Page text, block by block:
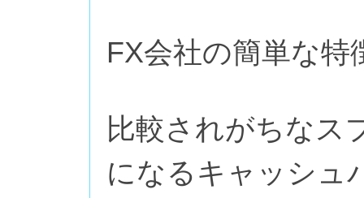
FX会社の簡単な
比較されがちなス
になるキャッシュ